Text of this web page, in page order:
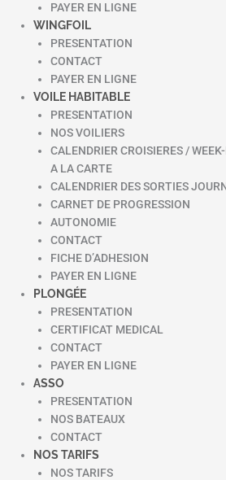
PAYER EN LIGNE
WINGFOIL
PRESENTATION
CONTACT
PAYER EN LIGNE
VOILE HABITABLE
PRESENTATION
NOS VOILIERS
CALENDRIER CROISIERES /
A LA CARTE
CALENDRIER DES SORTIES
CARNET DE PROGRESSION
AUTONOMIE
CONTACT
FICHE D’ADHESION
PAYER EN LIGNE
PLONGÉE
PRESENTATION
CERTIFICAT MEDICAL
CONTACT
PAYER EN LIGNE
ASSO
PRESENTATION
NOS BATEAUX
CONTACT
NOS TARIFS
NOS TARIFS